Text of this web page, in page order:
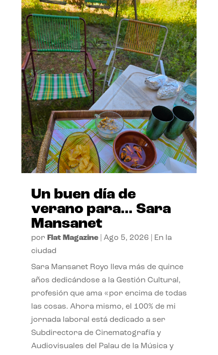
Un buen día de
verano para… Sara
Mansanet
por Flat Magazine| Ago 5, 2026
En la
ciudad
Sara Mansanet Royo lleva más de quince
años dedicándose a la Gestión Cultural,
profesión que ama «por encima de todas
las cosas. Ahora mismo, el 100% de mi
jornada laboral está dedicado a ser
Subdirectora de Cinematografía y
Audiovisuales del Palau de la Música y